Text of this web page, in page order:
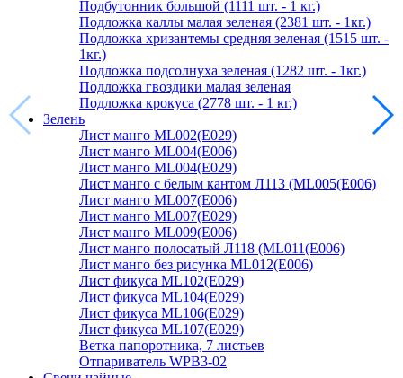
Подбутонник большой (1111 шт. - 1 кг.)
Подложка каллы малая зеленая (2381 шт. - 1кг.)
Подложка хризантемы средняя зеленая (1515 шт. -
1кг.)
Подложка подсолнуха зеленая (1282 шт. - 1кг.)
Подложка гвоздики малая зеленая
Подложка крокуса (2778 шт. - 1 кг.)
Зелень
Лист манго ML002(E029)
Лист манго ML004(E006)
Лист манго ML004(E029)
Лист манго с белым кантом Л113 (ML005(E006)
Лист манго ML007(E006)
Лист манго ML007(E029)
Лист манго ML009(E006)
Лист манго полосатый Л118 (ML011(E006)
Лист манго без рисунка ML012(E006)
Лист фикуса ML102(E029)
Лист фикуса ML104(E029)
Лист фикуса ML106(E029)
Лист фикуса ML107(E029)
Ветка папоротника, 7 листьев
Отпариватель WPB3-02